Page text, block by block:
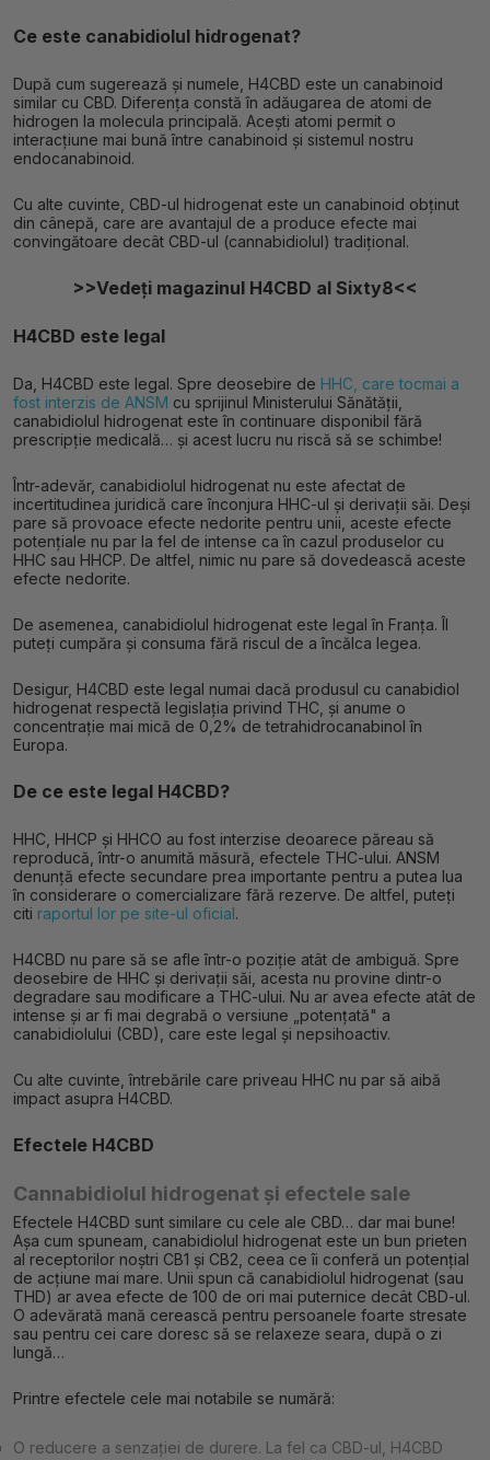
Ce este canabidiolul hidrogenat?
După cum sugerează și numele, H4CBD este un canabinoid
similar cu CBD. Diferența constă în adăugarea de atomi de
hidrogen la molecula principală. Acești atomi permit o
interacțiune mai bună între canabinoid și sistemul nostru
endocanabinoid.
Cu alte cuvinte, CBD-ul hidrogenat este un canabinoid obținut
din cânepă, care are avantajul de a produce efecte mai
convingătoare decât CBD-ul (cannabidiolul) tradițional.
>>Vedeți magazinul H4CBD al Sixty8<<
H4CBD este legal
Da, H4CBD este legal. Spre deosebire de HHC, care tocmai a
fost interzis de ANSM cu sprijinul Ministerului Sănătății,
canabidiolul hidrogenat este în continuare disponibil fără
prescripție medicală… și acest lucru nu riscă să se schimbe!
Într-adevăr, canabidiolul hidrogenat nu este afectat de
incertitudinea juridică care înconjura HHC-ul și derivații săi. Deși
pare să provoace efecte nedorite pentru unii, aceste efecte
potențiale nu par la fel de intense ca în cazul produselor cu
HHC sau HHCP. De altfel, nimic nu pare să dovedească aceste
efecte nedorite.
De asemenea, canabidiolul hidrogenat este legal în Franța. Îl
puteți cumpăra și consuma fără riscul de a încălca legea.
Desigur, H4CBD este legal numai dacă produsul cu canabidiol
hidrogenat respectă legislația privind THC, și anume o
concentrație mai mică de 0,2% de tetrahidrocanabinol în
Europa.
De ce este legal H4CBD?
HHC, HHCP și HHCO au fost interzise deoarece păreau să
reproducă, într-o anumită măsură, efectele THC-ului. ANSM
denunță efecte secundare prea importante pentru a putea lua
în considerare o comercializare fără rezerve. De altfel, puteți
citi raportul lor pe site-ul oficial.
H4CBD nu pare să se afle într-o poziție atât de ambiguă. Spre
deosebire de HHC și derivații săi, acesta nu provine dintr-o
degradare sau modificare a THC-ului. Nu ar avea efecte atât de
intense și ar fi mai degrabă o versiune „potențată" a
canabidiolului (CBD), care este legal și nepsihoactiv.
Cu alte cuvinte, întrebările care priveau HHC nu par să aibă
impact asupra H4CBD.
Efectele H4CBD
Cannabidiolul hidrogenat și efectele sale
Efectele H4CBD sunt similare cu cele ale CBD… dar mai bune!
Așa cum spuneam, canabidiolul hidrogenat este un bun prieten
al receptorilor noștri CB1 și CB2, ceea ce îi conferă un potențial
de acțiune mai mare. Unii spun că canabidiolul hidrogenat (sau
THD) ar avea efecte de 100 de ori mai puternice decât CBD-ul.
O adevărată mană cerească pentru persoanele foarte stresate
sau pentru cei care doresc să se relaxeze seara, după o zi
lungă…
Printre efectele cele mai notabile se numără:
O reducere a senzației de durere. La fel ca CBD-ul, H4CBD